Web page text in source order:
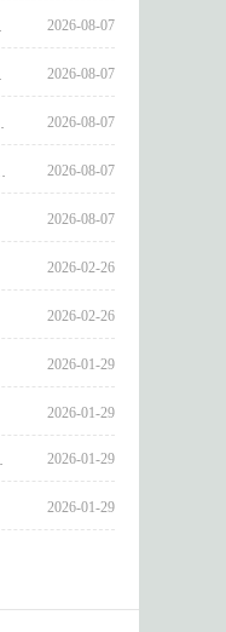
2026-08-07
2026-08-07
2026-08-07
2026-08-07
2026-08-07
2026-02-26
2026-02-26
2026-01-29
2026-01-29
2026-01-29
2026-01-29